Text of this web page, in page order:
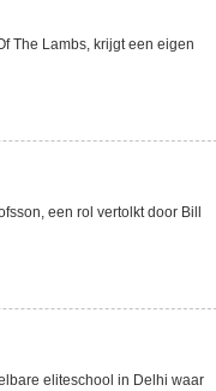
The Lambs, krijgt een eigen
een rol vertolkt door Bill
eliteschool in Delhi waar